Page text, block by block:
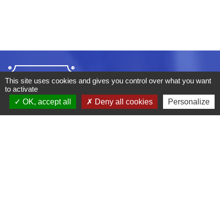
This site uses cookies and gives you control over what you want
to activate
OK, accept all
Deny all cookies Personalize